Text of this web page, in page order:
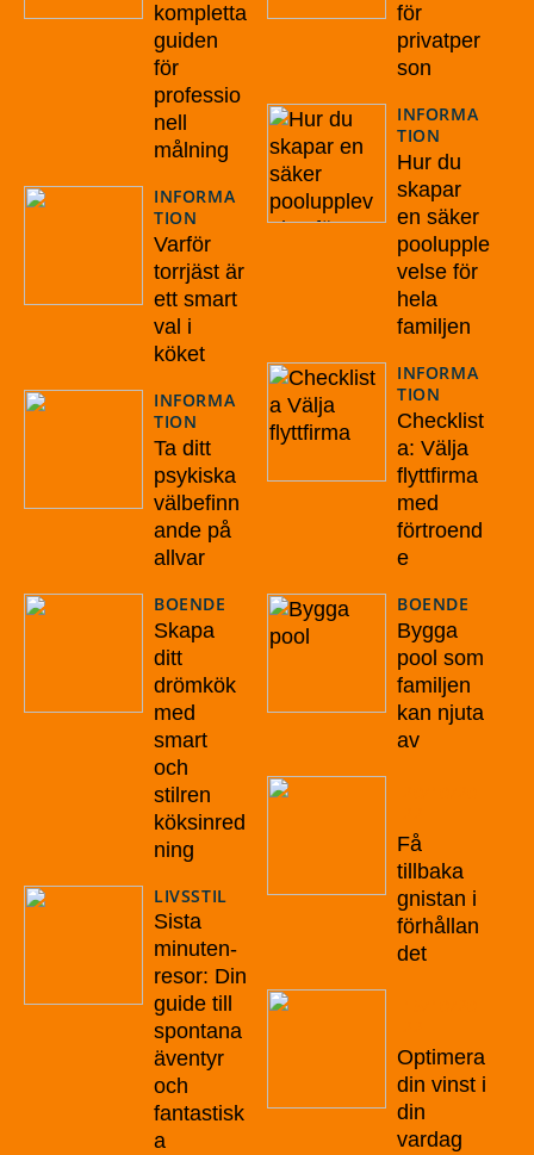
kompletta
guiden
för
professio
nell
målning
INFORMA
TION
Varför
torrjäst är
ett smart
val i
köket
INFORMA
TION
Ta ditt
psykiska
välbefinn
ande på
allvar
BOENDE
Skapa
ditt
drömkök
med
smart
och
stilren
köksinred
ning
LIVSSTIL
Sista
minuten-
resor: Din
guide till
spontana
äventyr
och
fantastisk
a
för
privatper
son
INFORMA
TION
Hur du
skapar
en säker
poolupple
velse för
hela
familjen
INFORMA
TION
Checklist
a: Välja
flyttfirma
med
förtroend
e
BOENDE
Bygga
pool som
familjen
kan njuta
av
Få
tillbaka
gnistan i
förhållan
det
Optimera
din vinst i
din
vardag